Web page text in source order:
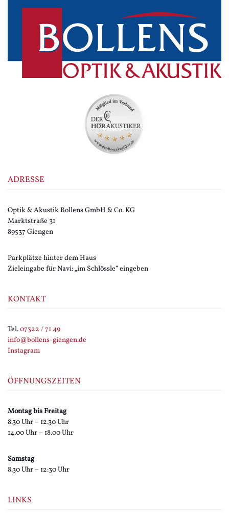
ADRESSE
Optik & Akustik Bollens GmbH & Co. KG
Marktstraße 31
89537 Giengen
Parkplätze hinter dem Haus
Zieleingabe für Navi:„im Schlössle“ eingeben
KONTAKT
Tel.07322 / 71 49
info@bollens-giengen.de
Instagram
ÖFFNUNGSZEITEN
Montag bis Freitag
8.30 Uhr – 12.30 Uhr
14.00 Uhr – 18.00 Uhr
Samstag
8.30 Uhr – 12:30 Uhr
LINKS